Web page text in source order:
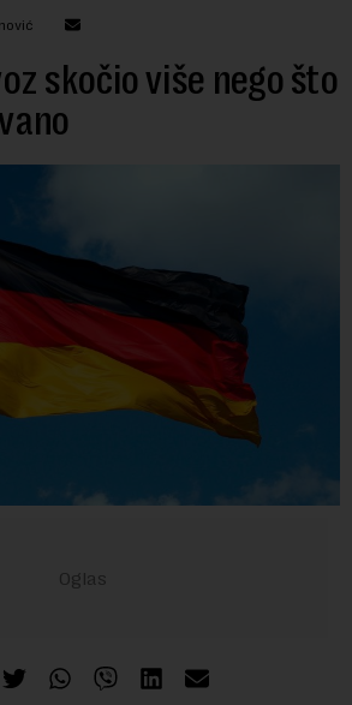
skočio više nego što